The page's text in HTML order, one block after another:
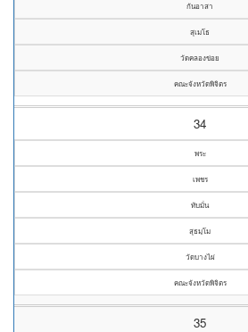
กันอาสา
สุเมโธ
วัดคลองข่อย
คณะจังหวัดพิจิตร
34
พระ
เพชร
ทับมั่น
สุธมฺโม
วัดบางไผ่
คณะจังหวัดพิจิตร
35